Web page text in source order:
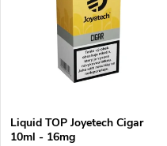
Liquid TOP Joyetech Cigar
10ml - 16mg